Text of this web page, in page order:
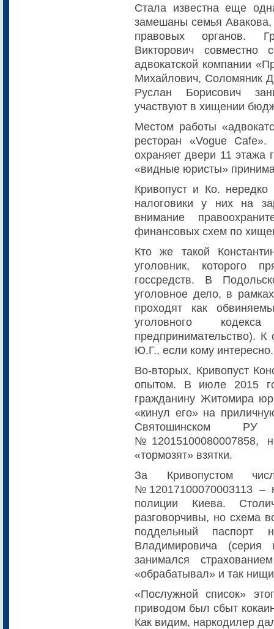
Стала известна еще
замешаны семья
правовых органов.
Викторович
адвокатской компании
Михайлович, Соломяник
Руслан Борисович
участвуют в хищении
Местом работы
ресторан «Vogue
охраняет двери 11 этажа
«видные юристы»
Кривопуст и Ко.
налоговики у них на
внимание
финансовых схем по
Кто же такой
уголовник, которого
госсредств. В
уголовное дело, в
проходят как
уголовного
предпринимательство).
Ю.Г., если кому интересно.
Во-вторых, Кривопуст
опытом. В июле 2015
гражданину Житомира
«кинул его» на
Святошинском
№12015100080007858,
«тормозят» взятки.
За Кривопустом
№12017100070003113 –
полиции Киева.
разговорчивы, но схема
поддельный паспорт
Владимировича
занимался
«обрабатывал» и так
«Послужной список»
приводом был сбыт
Как видим, наркодилер